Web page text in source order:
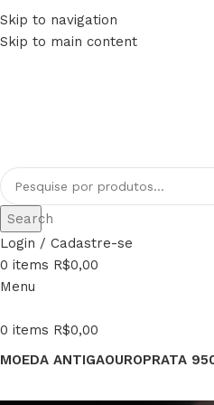
Skip to navigation
Skip to main content
FRETE GRÁTIS PARA TODO
Search
Login / Cadastre-se
0 items R$0,00
Menu
0 items R$0,00
MOEDA ANTIGAOUROPRATA